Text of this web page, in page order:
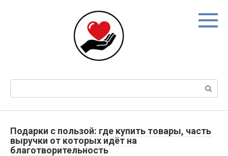
Search:
Подарки с пользой: где купить товары, часть
выручки от которых идёт на
благотворительность